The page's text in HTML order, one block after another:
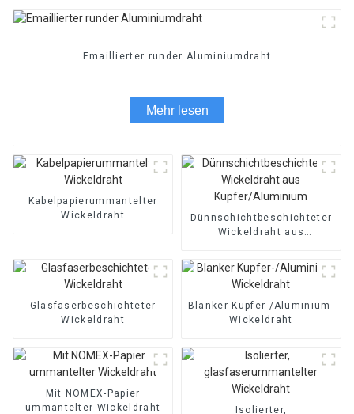
Emaillierter runder Aluminiumdraht
Mehr lesen
Kabelpapierummantelter
Wickeldraht
Dünnschichtbeschichteter
Wickeldraht aus
Glasfaserbeschichteter
Wickeldraht
Blanker Kupfer-/Aluminium-
Wickeldraht
Mit NOMEX-Papier
ummantelter Wickeldraht
Isolierter,